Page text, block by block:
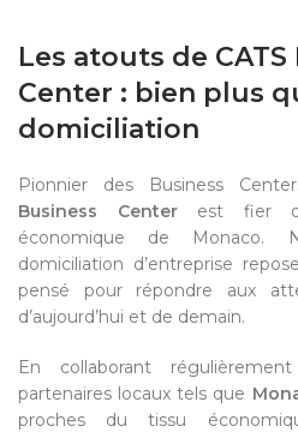
Les atouts de CATS
Center : bien plus
domiciliation
Pionnier des Business
Business Centerest fier de
économique de Monaco.
domiciliation d’entreprise
pensé pour répondre aux
d’aujourd’hui et de demain.
En collaborant
partenaires locaux tels que
proches du tissu